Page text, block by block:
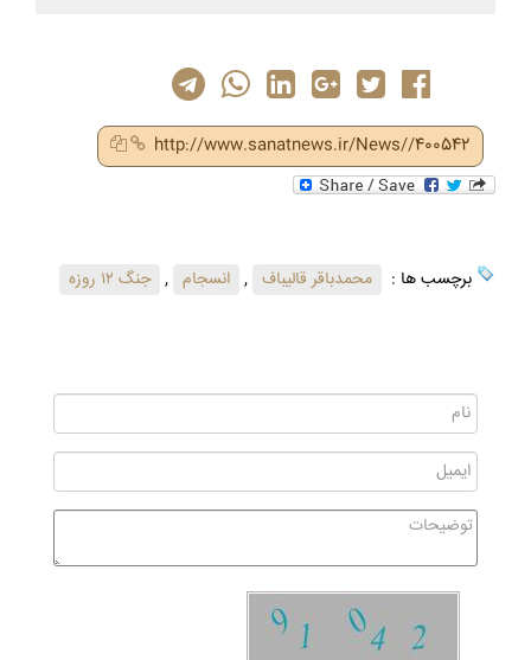
http://www.sanatnews.ir/News//400542
برچسب ها : محمدباقر قالیباف , انسجام , جنگ ۱۲ روزه